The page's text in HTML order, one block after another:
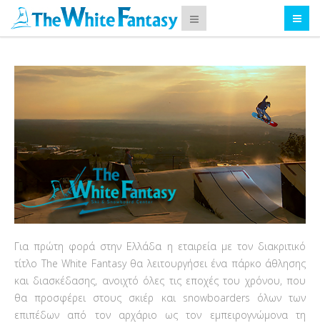
Για πρώτη φορά στην Ελλάδα η εταιρεία με τον διακριτικό
τίτλο The White Fantasy θα λειτουργήσει ένα πάρκο άθλησης
και διασκέδασης, ανοιχτό όλες τις εποχές του χρόνου, που
θα προσφέρει στους σκιέρ και snowboarders όλων των
επιπέδων από τον αρχάριο ως τον εμπειρογνώμονα τη